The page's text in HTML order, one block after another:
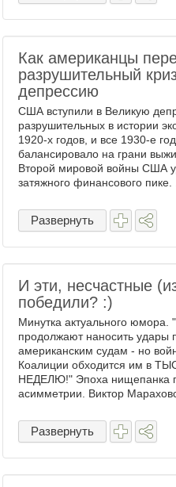
Как американцы
разрушительный
депрессию
США вступили в Великую
разрушительных в истории
1920-х годов, и все 1930-е
балансировало на грани
Второй мировой войны США
затяжного финансового пике.
Развернуть
И эти, несчастные
победили? :)
Минутка актуального юмора.
продолжают наносить удары
американским судам - но
Коалиции обходится им в
НЕДЕЛЮ!" Эпоха нищепанка
асимметрии. Виктор
Развернуть